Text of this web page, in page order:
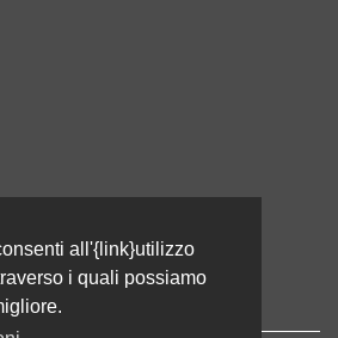
all'{link}utilizzo
i quali possiamo